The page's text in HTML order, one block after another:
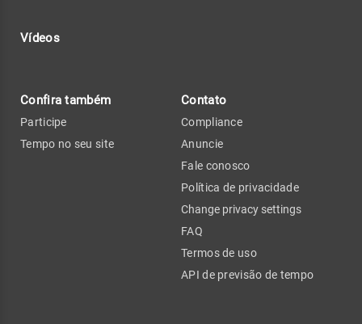
Vídeos
Confira também
Participe
Tempo no seu site
Contato
Compliance
Anuncie
Fale conosco
Política de privacidade
Change privacy settings
FAQ
Termos de uso
API de previsão de tempo